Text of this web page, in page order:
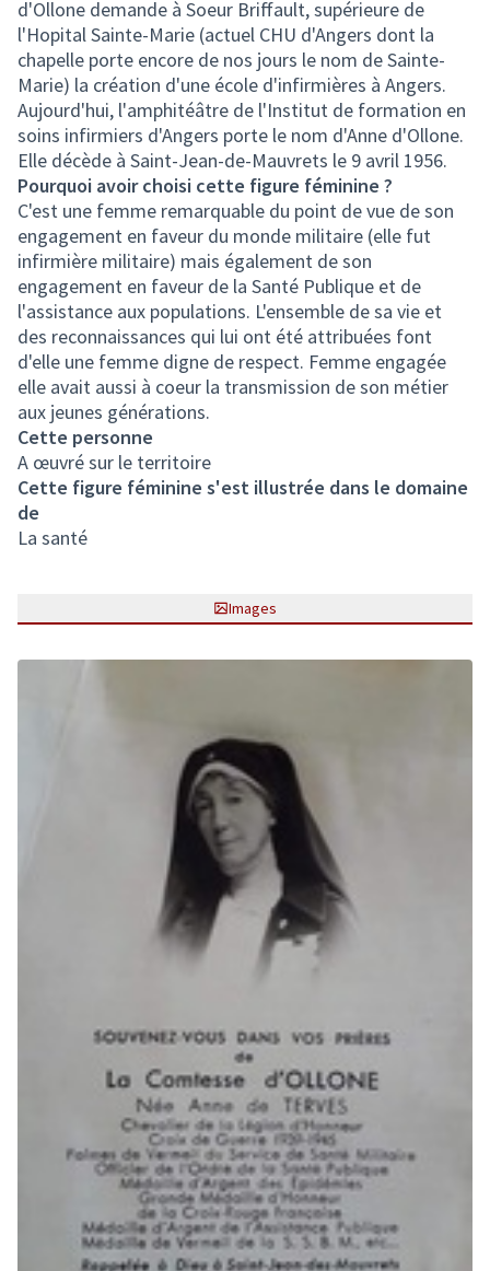
d'Ollone demande à Soeur Briffault, supérieure de
l'Hopital Sainte-Marie (actuel CHU d'Angers dont la
chapelle porte encore de nos jours le nom de Sainte-
Marie) la création d'une école d'infirmières à Angers.
Aujourd'hui, l'amphitéâtre de l'Institut de formation en
soins infirmiers d'Angers porte le nom d'Anne d'Ollone.
Elle décède à Saint-Jean-de-Mauvrets le 9 avril 1956.
Pourquoi avoir choisi cette figure féminine ?
C'est une femme remarquable du point de vue de son
engagement en faveur du monde militaire (elle fut
infirmière militaire) mais également de son
engagement en faveur de la Santé Publique et de
l'assistance aux populations. L'ensemble de sa vie et
des reconnaissances qui lui ont été attribuées font
d'elle une femme digne de respect. Femme engagée
elle avait aussi à coeur la transmission de son métier
aux jeunes générations.
Cette personne
A œuvré sur le territoire
Cette figure féminine s'est illustrée dans le domaine
de
La santé
Images